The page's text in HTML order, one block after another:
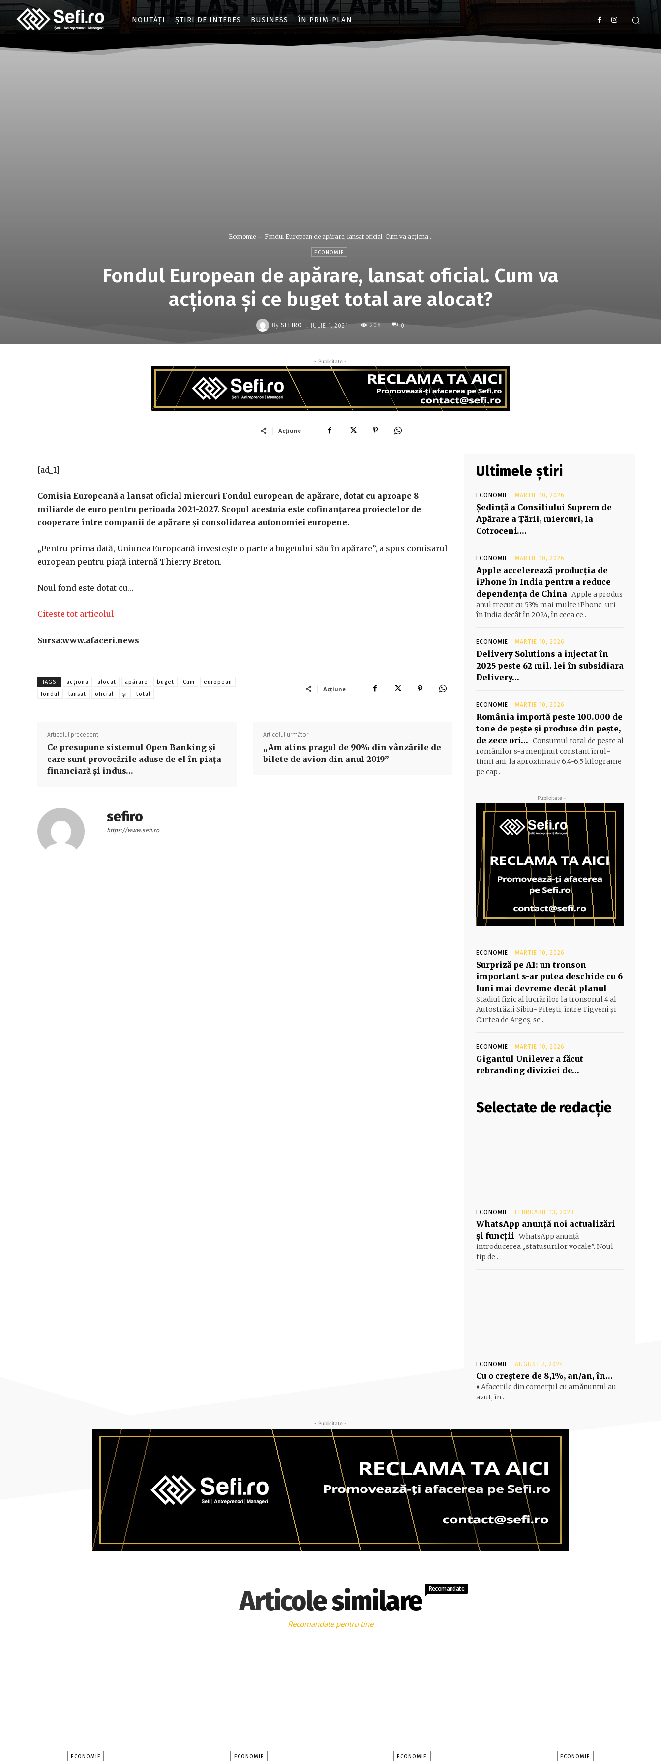
NOUTĂȚI ȘTIRI DE INTERES BUSINESS ÎN PRIM-PLAN
Economie Fondul European de apărare, lansat oficial. Cum va acționa...
ECONOMIE
Fondul European de apărare, lansat oficial. Cum va
acționa și ce buget total are alocat?
By SEFIRO - IULIE 1, 2021 208 0
- Publicitate -
Acțiune
[ad_1]
Comisia Europeană a lansat oficial miercuri Fondul european de apărare, dotat cu aproape 8
miliarde de euro pentru perioada 2021-2027. Scopul acestuia este cofinanţarea proiectelor de
cooperare între companii de apărare şi consolidarea autonomiei europene.
„Pentru prima dată, Uniunea Europeană investeşte o parte a bugetului său în apărare”, a spus comisarul
european pentru piaţă internă Thierry Breton.
Noul fond este dotat cu…
Citeste tot articolul
Sursa:www.afaceri.news
TAGS acționa alocat apărare buget Cum
european
fondul
lansat oficial și total
Acțiune
Articolul precedent
Ce presupune sistemul Open Banking şi
care sunt provocările aduse de el în piaţa
financiară şi indus…
Articolul următor
„Am atins pragul de 90% din vânzările de
bilete de avion din anul 2019”
sefiro
https://www.sefi.ro
Ultimele știri
ECONOMIE MARTIE 10, 2026
Şedinţă a Consiliului Suprem de
Apărare a Ţării, miercuri, la
Cotroceni….
ECONOMIE MARTIE 10, 2026
Apple accelerează producția de
iPhone în India pentru a reduce
dependența de China Apple a produs
anul trecut cu 53% mai multe iPhone-uri
în India decât în 2024, în ceea ce...
ECONOMIE MARTIE 10, 2026
Delivery Solutions a injectat în
2025 peste 62 mil. lei în subsidiara
Delivery…
ECONOMIE MARTIE 10, 2026
România importă peste 100.000 de
tone de peşte şi produse din peşte,
de zece ori… Consumul total de peşte al
ro­mâ­nilor s-a menţinut constant în ul­
timii ani, la aproximativ 6,4-6,5 ki­lograme
pe cap...
- Publicitate -
ECONOMIE MARTIE 10, 2026
Surpriză pe A1: un tronson
important s-ar putea deschide cu 6
luni mai devreme decât planul
Stadiul fizic al lucrărilor la tronsonul 4 al
Autostrăzii Sibiu- Piteşti, între Tigveni şi
Curtea de Argeş, se...
ECONOMIE MARTIE 10, 2026
Gigantul Unilever a făcut
rebranding diviziei de…
Selectate de redacție
ECONOMIE FEBRUARIE 13, 2023
WhatsApp anunță noi actualizări
și funcții WhatsApp anunță
introducerea „statusurilor vocale”. Noul
tip de...
ECONOMIE AUGUST 7, 2024
Cu o creştere de 8,1%, an/an, în…
♦ Afacerile din comerţul cu amănuntul au
avut, în...
- Publicitate -
Articole similare Recomandate
Recomandate pentru tine
ECONOMIE ECONOMIE ECONOMIE ECONOMIE